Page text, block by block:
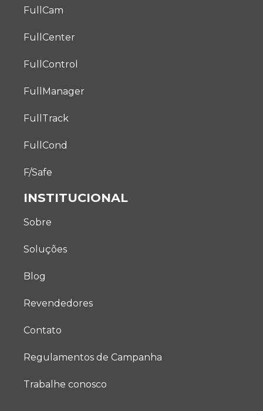
FullCam
FullCenter
FullControl
FullManager
FullTrack
FullCond
F/Safe
INSTITUCIONAL
Sobre
Soluções
Blog
Revendedores
Contato
Regulamentos de Campanha
Trabalhe conosco